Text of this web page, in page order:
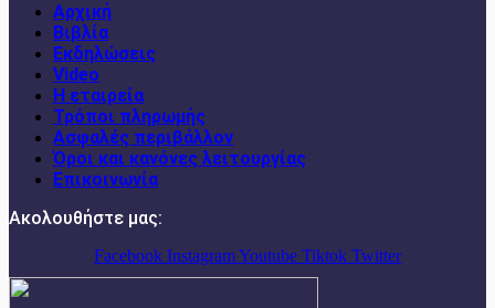
Αρχική
Βιβλία
Εκδηλώσεις
Video
Η εταιρεία
Τρόποι πληρωμής
Ασφαλές περιβάλλον
Όροι και κανόνες λειτουργίας
Επικοινωνία
Ακολουθήστε μας:
Facebook InstagramYoutube Tiktok Twitter